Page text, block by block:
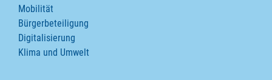
Mobilität
Bürgerbeteiligung
Digitalisierung
Klima und Umwelt